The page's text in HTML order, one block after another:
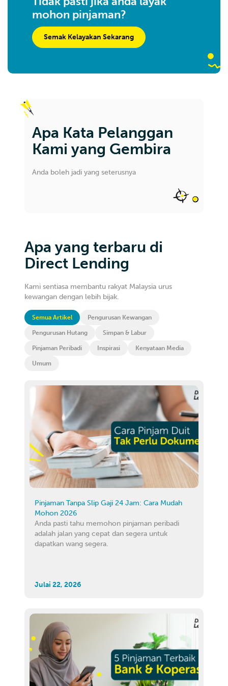
mohon pinjaman?
Semak Kelayakan Sekarang
Apa Kata Pelanggan
Kami yang Gembira
Anda boleh jadi yang seterusnya
Apa yang terbaru di
Direct Lending
Kami sentiasa membantu rakyat Malaysia urus
kewangan dengan lebih bijak.
Semua Artikel Pengurusan Kewangan
Pengurusan Hutang Simpan & Labur
Pinjaman Peribadi Inspirasi Kenyataan Media
Umum
Pinjaman Tanpa Slip Gaji 24 Jam: Cara Mudah
Mohon 2026
Anda pasti tahu memohon pinjaman peribadi
adalah jalan yang cepat dan segera untuk
dapatkan wang segera.
Julai 22, 2026